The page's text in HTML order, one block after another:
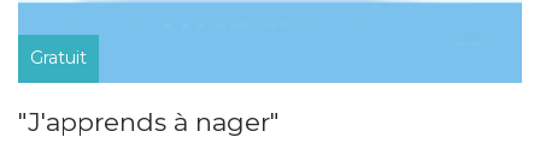
Gratuit
"J'apprends à nager"